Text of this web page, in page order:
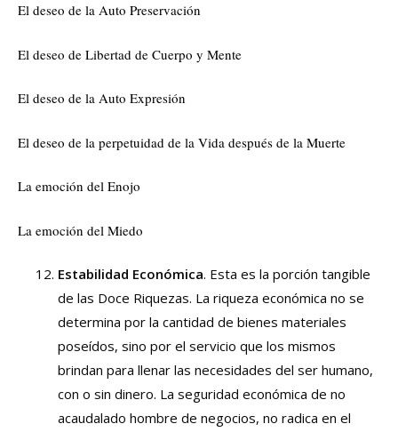
El deseo de la Auto Preservación
El deseo de Libertad de Cuerpo y Mente
El deseo de la Auto Expresión
El deseo de la perpetuidad de la Vida después de la Muerte
La emoción del Enojo
La emoción del Miedo
Estabilidad Económica. Esta es la porción tangible
de las Doce Riquezas. La riqueza económica no se
determina por la cantidad de bienes materiales
poseídos, sino por el servicio que los mismos
brindan para llenar las necesidades del ser humano,
con o sin dinero. La seguridad económica de no
acaudalado hombre de negocios, no radica en el